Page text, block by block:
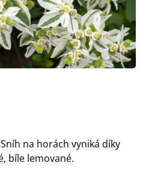
na horách vyniká díky
bíle lemované.